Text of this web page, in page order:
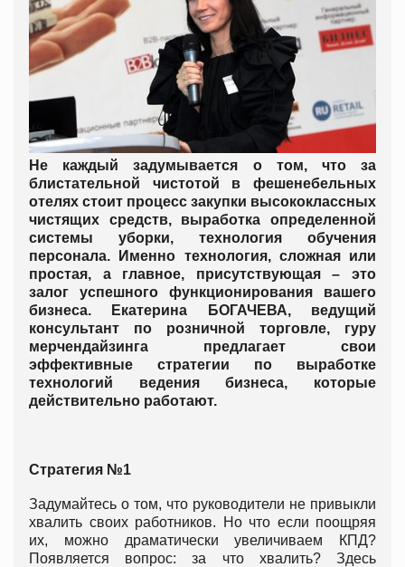
Не каждый задумывается о том, что за
блистательной чистотой в фешенебельных
отелях стоит процесс закупки высококлассных
чистящих средств, выработка определенной
системы уборки, технология обучения
персонала. Именно технология, сложная или
простая, а главное, присутствующая – это
залог успешного функционирования вашего
бизнеса. Екатерина БОГАЧЕВА, ведущий
консультант по розничной торговле, гуру
мерчендайзинга предлагает свои
эффективные стратегии по выработке
технологий ведения бизнеса, которые
действительно работают.
Стратегия №1
Задумайтесь о том, что руководители не привыкли
хвалить своих работников. Но что если поощряя
их, можно драматически увеличиваем КПД?
Появляется вопрос: за что хвалить? Здесь